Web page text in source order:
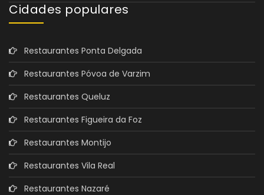
Cidades populares
Restaurantes Ponta Delgada
Restaurantes Póvoa de Varzim
Restaurantes Queluz
Restaurantes Figueira da Foz
Restaurantes Montijo
Restaurantes Vila Real
Restaurantes Nazaré